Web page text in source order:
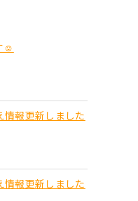
☺
情報更新しました
情報更新しました